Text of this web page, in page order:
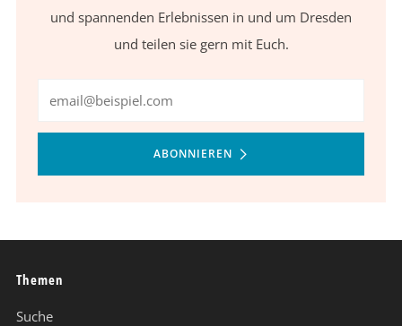
und spannenden Erlebnissen in und um Dresden
und teilen sie gern mit Euch.
ABONNIEREN
Themen
Suche